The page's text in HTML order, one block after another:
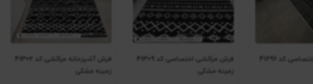
فرش مراکشی اختصاصی کد 41296
فرش مراکشی اختصاصی کد 41309
زمینه مشکی
فرش آشپزخانه مراکشی کد 41302
زمینه مشکی